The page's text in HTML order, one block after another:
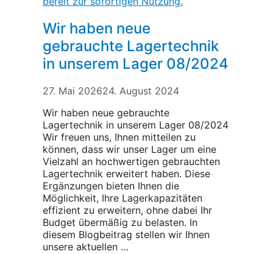
Wir haben neue
gebrauchte Lagertechnik
in unserem Lager 08/2024
27. Mai 202624. August 2024
Wir haben neue gebrauchte
Lagertechnik in unserem Lager 08/2024
Wir freuen uns, Ihnen mitteilen zu
können, dass wir unser Lager um eine
Vielzahl an hochwertigen gebrauchten
Lagertechnik erweitert haben. Diese
Ergänzungen bieten Ihnen die
Möglichkeit, Ihre Lagerkapazitäten
effizient zu erweitern, ohne dabei Ihr
Budget übermäßig zu belasten. In
diesem Blogbeitrag stellen wir Ihnen
unsere aktuellen …